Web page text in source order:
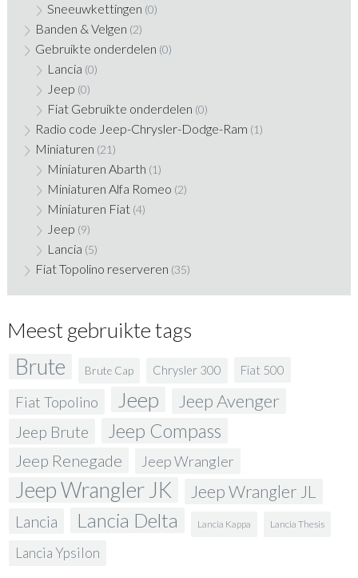
Sneeuwkettingen (0)
Banden & Velgen (2)
Gebruikte onderdelen (0)
Lancia (0)
Jeep (0)
Fiat Gebruikte onderdelen (0)
Radio code Jeep-Chrysler-Dodge-Ram (1)
Miniaturen (21)
Miniaturen Abarth (1)
Miniaturen Alfa Romeo (2)
Miniaturen Fiat (4)
Jeep (9)
Lancia (5)
Fiat Topolino reserveren (35)
Meest gebruikte tags
Brute Brute Cap Chrysler 300 Fiat 500
Fiat Topolino Jeep Jeep Avenger
Jeep Brute Jeep Compass
Jeep Renegade Jeep Wrangler
Jeep Wrangler JK Jeep Wrangler JL
Lancia Lancia Delta Lancia Kappa Lancia Thesis
Lancia Ypsilon